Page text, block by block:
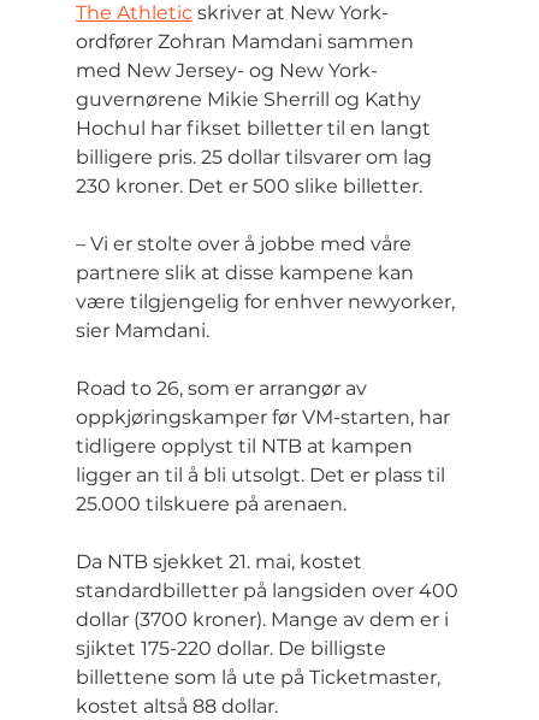
The Athletic skriver at New York-
ordfører Zohran Mamdani sammen
med New Jersey- og New York-
guvernørene Mikie Sherrill og Kathy
Hochul har fikset billetter til en langt
billigere pris. 25 dollar tilsvarer om lag
230 kroner. Det er 500 slike billetter.
– Vi er stolte over å jobbe med våre
partnere slik at disse kampene kan
være tilgjengelig for enhver newyorker,
sier Mamdani.
Road to 26, som er arrangør av
oppkjøringskamper før VM-starten, har
tidligere opplyst til NTB at kampen
ligger an til å bli utsolgt. Det er plass til
25.000 tilskuere på arenaen.
Da NTB sjekket 21. mai, kostet
standardbilletter på langsiden over 400
dollar (3700 kroner). Mange av dem er i
sjiktet 175-220 dollar. De billigste
billettene som lå ute på Ticketmaster,
kostet altså 88 dollar.